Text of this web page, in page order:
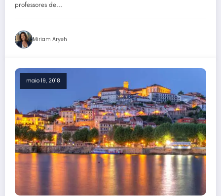
professores de…
Miriam Aryeh
maio 19, 2018